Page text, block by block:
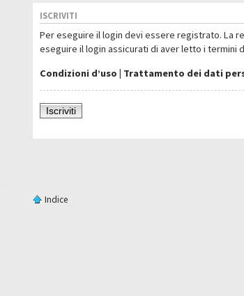
ISCRIVITI
Per eseguire il login devi essere registrato. La
eseguire il login assicurati di aver letto i termini
Condizioni d’uso | Trattamento dei dati
Iscriviti
Indice